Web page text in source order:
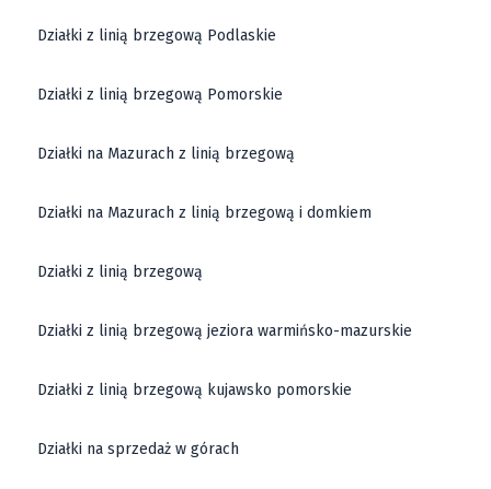
Działki z linią brzegową Podlaskie
Działki z linią brzegową Pomorskie
Działki na Mazurach z linią brzegową
Działki na Mazurach z linią brzegową i domkiem
Działki z linią brzegową
Działki z linią brzegową jeziora warmińsko-mazurskie
Działki z linią brzegową kujawsko pomorskie
Działki na sprzedaż w górach